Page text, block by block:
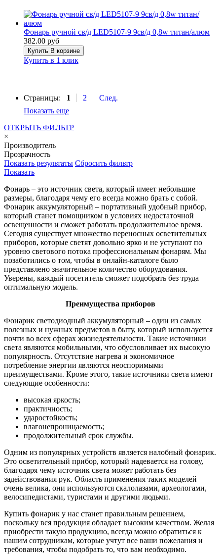
Фонарь ручной св/д LED5107-9 9св/д 0,8w титан/алюм
382.00 руб
Купить В корзине
Купить в 1 клик
Страницы: 1 2
След.
Показать еще
ОТКРЫТЬ ФИЛЬТР
×
Производитель
Прозрачность
Показать результаты Сбросить фильтр
Показать
Фонарь – это источник света, который имеет небольшие
размеры, благодаря чему его всегда можно брать с собой.
Фонарик аккумуляторный – портативный удобный прибор,
который станет помощником в условиях недостаточной
освещенности и сможет работать продолжительное время.
Сегодня существует множество переносных осветительных
приборов, которые светят довольно ярко и не уступают по
уровню светового потока профессиональным фонарям. Мы
позаботились о том, чтобы в онлайн-каталоге было
представлено значительное количество оборудования.
Уверены, каждый посетитель сможет подобрать без труда
оптимальную модель.
Преимущества приборов
Фонарик светодиодный аккумуляторный – один из самых
полезных и нужных предметов в быту, который используется
почти во всех сферах жизнедеятельности. Такие источники
света являются мобильными, что обусловливает их высокую
популярность. Отсутствие нагрева и экономичное
потребление энергии являются неоспоримыми
преимуществами. Кроме этого, такие источники света имеют
следующие особенности:
высокая яркость;
практичность;
ударостойкость;
влагонепроницаемость;
продолжительный срок службы.
Одним из популярных устройств является налобный фонарик.
Это осветительный прибор, который надевается на голову,
благодаря чему источник света может работать без
задействования рук. Область применения таких моделей
очень велика, они используются скалолазами, археологами,
велосипедистами, туристами и другими людьми.
Купить фонарик у нас станет правильным решением,
поскольку вся продукция обладает высоким качеством. Желая
приобрести такую продукцию, всегда можно обратиться к
нашим сотрудникам, которые учтут все ваши пожелания и
требования, чтобы подобрать то, что вам необходимо.